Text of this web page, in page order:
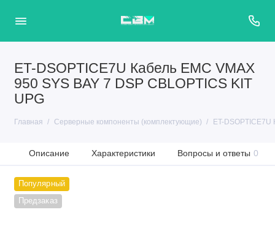
ET-DSOPTICE7U Кабель EMC VMAX
950 SYS BAY 7 DSP CBLOPTICS KIT
UPG
Главная Серверные компоненты (комплектующие) ET-DSOPTICE7U
Описание Характеристики Вопросы и ответы 0
Популярный
Предзаказ